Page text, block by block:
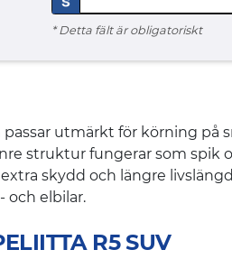
* Detta fält är obligatoriskt
passar utmärkt för körning
struktur fungerar som
skydd och längre
och elbilar.
R5 SUV